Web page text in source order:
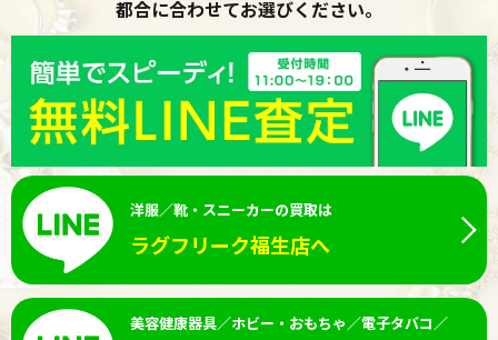
都合に合わせてお選びください。
洋服／靴・スニーカーの買取は
ラグフリーク福生店へ
美容健康器具／ホビー・おもちゃ／電子タバコ／